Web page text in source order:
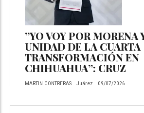
”YO VOY POR MORENA
UNIDAD DE LA CUARTA
TRANSFORMACIÓN EN
CHIHUAHUA”: CRUZ
MARTIN CONTRERAS Juárez 09/07/2026